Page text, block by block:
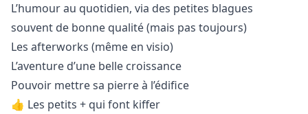
L’humour au quotidien, via des petites blagues
souvent de bonne qualité (mais pas toujours)
Les afterworks (même en visio)
L’aventure d’une belle croissance
Pouvoir mettre sa pierre à l’édifice
👍 Les petits + qui font kiffer